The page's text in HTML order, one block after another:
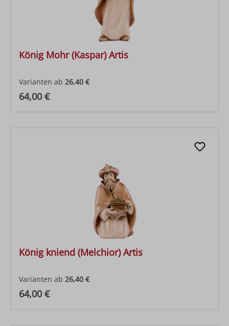
König Mohr (Kaspar) Artis
Varianten ab 26,40 €
Regulärer Preis:
64,00 €
König kniend (Melchior) Artis
Varianten ab 26,40 €
Regulärer Preis:
64,00 €